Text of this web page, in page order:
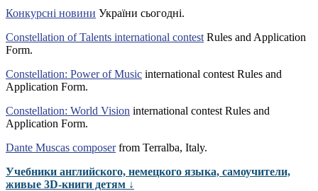
Конкурсні новини України сьогодні.
Constellation of Talents international contest Rules and Application
Form.
Constellation: Power of Music international contest Rules and
Application Form.
Constellation: World Vision international contest Rules and
Application Form.
Dante Muscas composerfrom Terralba, Italy.
Учебники английского, немецкого языка, самоучители,
живые 3D-книги детям ↓